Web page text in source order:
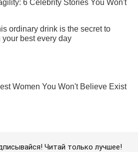
Читай только лучшее!